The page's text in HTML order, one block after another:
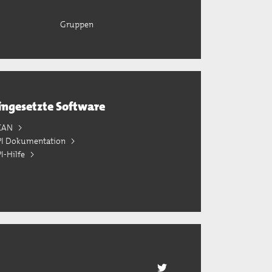
Gruppen
Software
Dokumentation
Hilfe